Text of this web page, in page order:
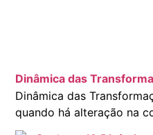
Dinâmica das
Dinâmica das
quando há alteração na